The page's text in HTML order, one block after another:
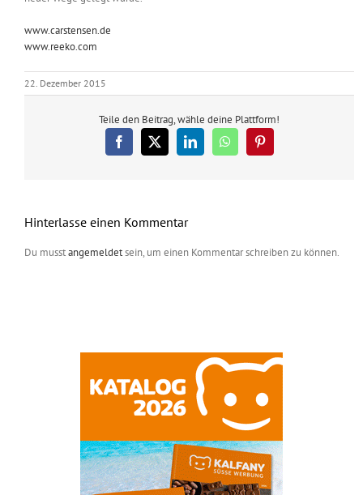
www.carstensen.de
www.reeko.com
22. Dezember 2015
Teile den Beitrag, wähle deine Plattform!
Facebook
X LinkedInWhatsAppPinterest
Hinterlasse einen Kommentar
Du musstangemeldetsein, um einen Kommentar schreiben zu können.